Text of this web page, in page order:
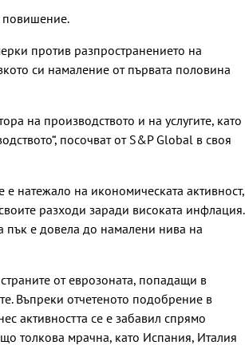
повишение.
против разпространението на
си намаление от първата половина
на производството и на услугите, като
посочват от S&P Global в своя
натежало на икономическата активност,
разходи заради високата инфлация.
пък е довела до намалени нива на
от еврозоната, попадащи в
Въпреки отчетеното подобрение в
активността се е забавил спрямо
толкова мрачна, като Испания, Италия